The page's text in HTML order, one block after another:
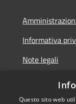
Informativa
Note legali
Dichiarazione
Questo sito web